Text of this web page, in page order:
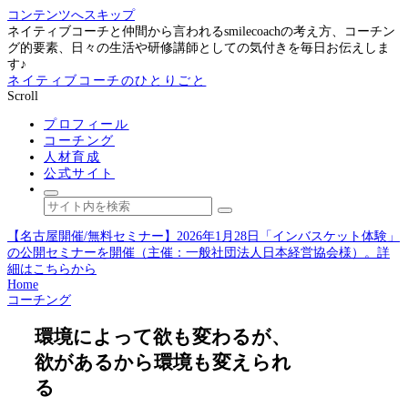
コンテンツへスキップ
ネイティブコーチと仲間から言われるsmilecoachの考え方、コーチン
グ的要素、日々の生活や研修講師としての気付きを毎日お伝えしま
す♪
ネイティブコーチのひとりごと
Scroll
プロフィール
コーチング
人材育成
公式サイト
【名古屋開催/無料セミナー】2026年1月28日「インバスケット体験」
の公開セミナーを開催（主催：一般社団法人日本経営協会様）。詳
細はこちらから
Home
コーチング
環境によって欲も変わるが、
欲があるから環境も変えられ
る